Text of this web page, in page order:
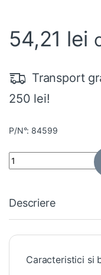
54,21 lei
Transport
250 lei!
P/N°: 84599
Quantity
Descriere
Caracteristici si